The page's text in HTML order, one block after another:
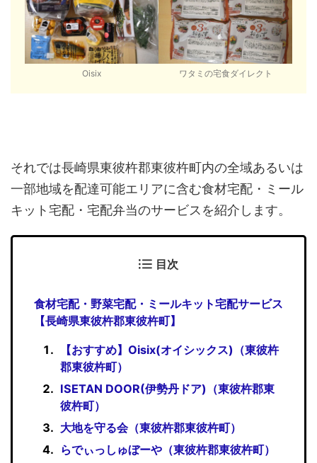
Oisix ワタミの宅食ダイレクト
それでは長崎県東彼杵郡東彼杵町内の全域あるいは
一部地域を配達可能エリアに含む食材宅配・ミール
キット宅配・宅配弁当のサービスを紹介します。
目次
食材宅配・野菜宅配・ミールキット宅配サービス
【長崎県東彼杵郡東彼杵町】
【おすすめ】Oisix(オイシックス)（東彼杵
郡東彼杵町）
ISETAN DOOR(伊勢丹ドア)（東彼杵郡東
彼杵町）
大地を守る会（東彼杵郡東彼杵町）
らでぃっしゅぼーや（東彼杵郡東彼杵町）